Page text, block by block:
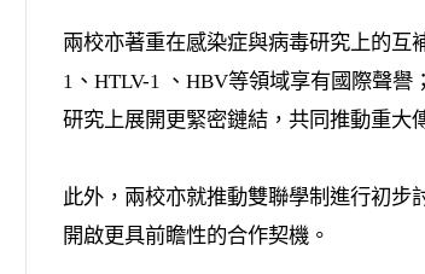
兩校亦著重在感染症與病毒研究上的互
1 、 HTLV-1 、 HBV等領域享有國際聲譽
研究上展開更緊密鏈結，共同推動重大
此外，兩校亦就推動雙聯學制進行初
開啟更具前瞻性的合作契機。